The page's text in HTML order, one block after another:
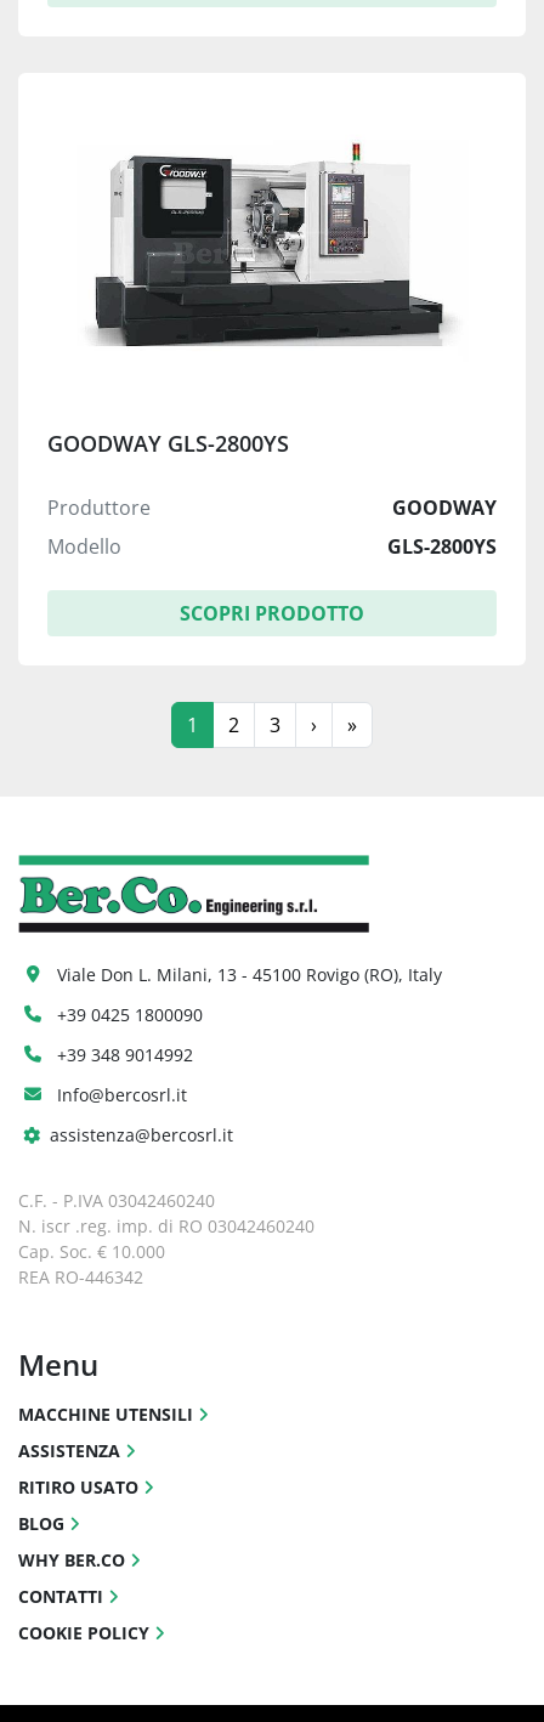
GOODWAY GLS-2800YS
Produttore
GOODWAY
Modello
GLS-2800YS
SCOPRI PRODOTTO
1 2 3 › »
Viale Don L. Milani, 13 - 45100 Rovigo (RO), Italy
+39 0425 1800090
+39 348 9014992
Info@bercosrl.it
assistenza@bercosrl.it
C.F. - P.IVA 03042460240
N. iscr .reg. imp. di RO 03042460240
Cap. Soc. € 10.000
REA RO-446342
Menu
MACCHINE UTENSILI
ASSISTENZA
RITIRO USATO
BLOG
WHY BER.CO
CONTATTI
COOKIE POLICY